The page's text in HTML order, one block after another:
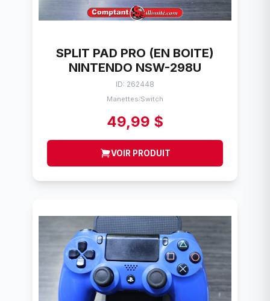
SPLIT PAD PRO (EN BOITE)
NINTENDO NSW-298U
ID: 262448
Manettes/Switch
49,99 $
VOIR PRODUIT